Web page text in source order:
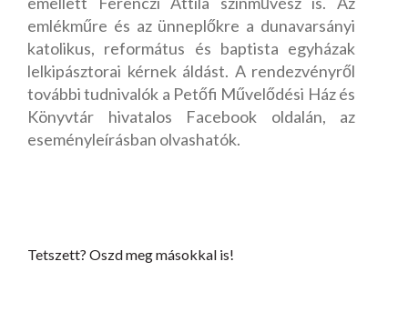
emlékműre és az ünneplőkre a dunavarsányi
katolikus, református és baptista egyházak
lelkipásztorai kérnek áldást. A rendezvényről
további tudnivalók a Petőfi Művelődési Ház és
Könyvtár hivatalos Facebook oldalán, az
eseményleírásban olvashatók.
Tetszett? Oszd meg másokkal is!